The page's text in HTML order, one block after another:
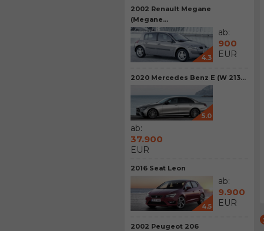
2002 Renault Megane
(Megane...
4.3
ab:
900
EUR
2020 Mercedes Benz E (W 213...
5.0
ab:
37.900
EUR
2016 Seat Leon
4.5
ab:
9.900
EUR
2002 Peugeot 206